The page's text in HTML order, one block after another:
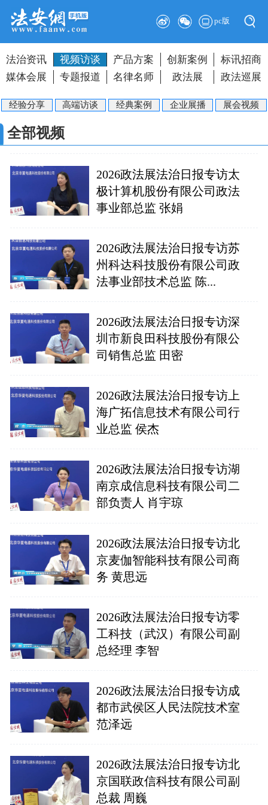
pc版
法治资讯 视频访谈 产品方案 创新案例
标讯招商
媒体会展
专题报道 名律名师 政法展 政法巡展
经验分享 高端访谈 经典案例 企业展播 展会视频
全部视频
2026政法展法治日报专访太
极计算机股份有限公司政法
事业部总监 张娟
2026政法展法治日报专访苏
州科达科技股份有限公司政
法事业部技术总监 陈...
2026政法展法治日报专访深
圳市新良田科技股份有限公
司销售总监 田密
2026政法展法治日报专访上
海广拓信息技术有限公司行
业总监 侯杰
2026政法展法治日报专访湖
南京成信息科技有限公司二
部负责人 肖宇琼
2026政法展法治日报专访北
京麦伽智能科技有限公司商
务 黄思远
2026政法展法治日报专访零
工科技（武汉）有限公司副
总经理 李智
2026政法展法治日报专访成
都市武侯区人民法院技术室
范泽远
2026政法展法治日报专访北
京国联政信科技有限公司副
总裁 周巍